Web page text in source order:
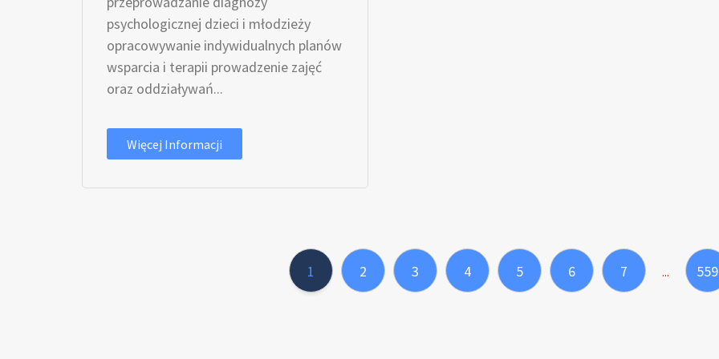
psychologicznej dzieci i młodzieży
opracowywanie indywidualnych planów
wsparcia i terapii prowadzenie zajęć
oraz oddziaływań...
Więcej Informacji
1 2 3 4 5 6 7 ... 559